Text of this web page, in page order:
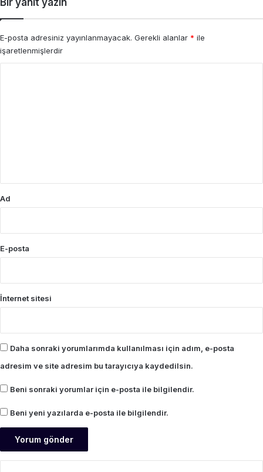
E-posta adresiniz yayınlanmayacak. Gerekli alanlar * ile
işaretlenmişlerdir
Ad
E-posta
İnternet sitesi
Daha sonraki yorumlarımda kullanılması için adım, e-posta
adresim ve site adresim bu tarayıcıya kaydedilsin.
Beni sonraki yorumlar için e-posta ile bilgilendir.
Beni yeni yazılarda e-posta ile bilgilendir.